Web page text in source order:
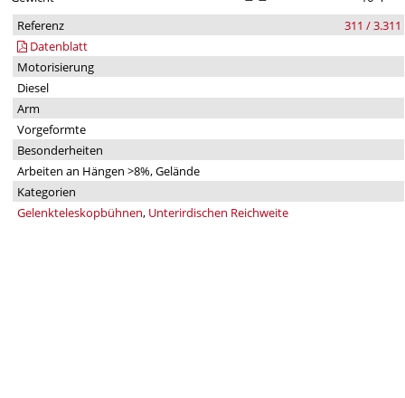
Referenz
311 / 3.311
Datenblatt
Motorisierung
Diesel
Arm
Vorgeformte
Besonderheiten
Arbeiten an Hängen >8%, Gelände
Kategorien
Gelenkteleskopbühnen, Unterirdischen Reichweite